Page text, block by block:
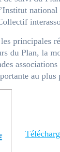
national
principales
du Plan, la
au plus